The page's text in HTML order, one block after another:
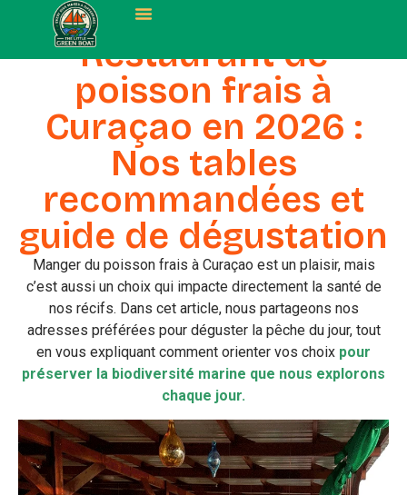
Restaurant de
poisson frais à
Curaçao en 2026 :
Nos tables
recommandées et
guide de dégustation
Manger du poisson frais à Curaçao est un plaisir, mais
c’est aussi un choix qui impacte directement la santé de
nos récifs. Dans cet article, nous partageons nos
adresses préférées pour déguster la pêche du jour, tout
en vous expliquant comment orienter vos choix pour
préserver la biodiversité marine que nous explorons
chaque jour.